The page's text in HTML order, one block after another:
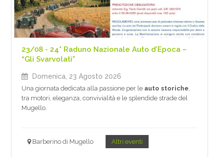
23/08 - 24° Raduno Nazionale Auto d’Epoca –
“Gli Svarvolati”
Domenica, 23 Agosto 2026
Una giornata dedicata alla passione per le auto storiche
tra motori, eleganza, convivialità e le splendide strade del
Mugello.
Barberino di Mugello Altri eventi